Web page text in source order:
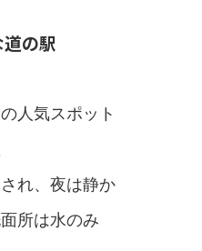
の駅
人気スポット
れ、夜は静か
所は水のみ